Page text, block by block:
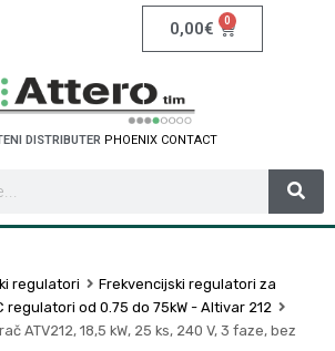
0,00€ 0
DISTRIBUTER PHOENIX CONTACT
regulatori
Frekvencijski regulatori za
regulatori od 0.75 do 75kW - Altivar 212
ATV212, 18,5 kW, 25 ks, 240 V, 3 faze, bez